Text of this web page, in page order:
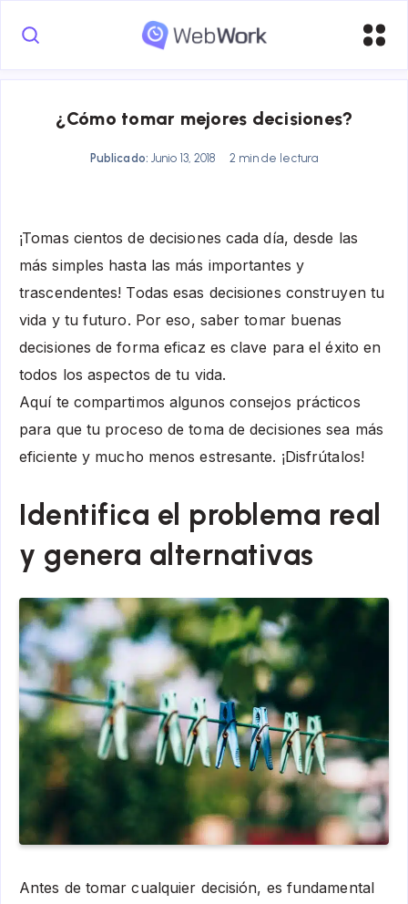
¿Cómo tomar mejores decisiones?
Publicado: Junio 13, 2018 2 min de lectura
¡Tomas cientos de decisiones cada día, desde las
más simples hasta las más importantes y
trascendentes! Todas esas decisiones construyen tu
vida y tu futuro. Por eso, saber tomar buenas
decisiones de forma eficaz es clave para el éxito en
todos los aspectos de tu vida.
Aquí te compartimos algunos consejos prácticos
para que tu proceso de toma de decisiones sea más
eficiente y mucho menos estresante. ¡Disfrútalos!
Identifica el problema real
y genera alternativas
Antes de tomar cualquier decisión, es fundamental